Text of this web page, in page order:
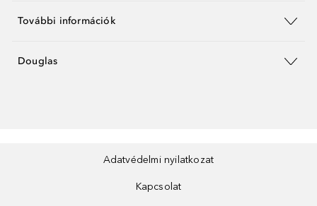
További információk
Douglas
Adatvédelmi nyilatkozat
Kapcsolat